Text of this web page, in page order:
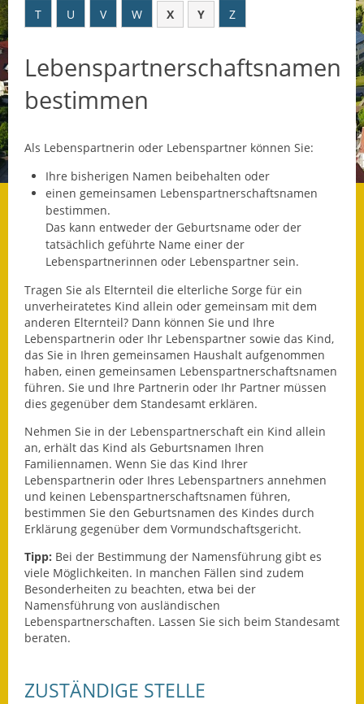
Datenschutz
Datenschutz im
Steueramt
Geschichte und
Gegenwart
Was die Alten noch
wussten!
Wagner-Werkstatt
Informationsbroschüre
Lärmaktionsplan
Leichte Sprache
Infos in Leichter Sprache
Mitteilungsblatt
Nachhaltigkeitsbericht
Notfallplanung
Schadensmeldung
Straßenbau
Kreisstraße
T
U V W X Y Z
Lebenspartnerschaftsnamen
bestimmen
Als Lebenspartnerin oder Lebenspartner können Sie:
Ihre bisherigen Namen beibehalten oder
einen gemeinsamen Lebenspartnerschaftsnamen
bestimmen.
Das kann entweder der Geburtsname oder der
tatsächlich geführte Name einer der
Lebenspartnerinnen oder Lebenspartner sein.
Tragen Sie als Elternteil die elterliche Sorge für ein
unverheiratetes Kind allein oder gemeinsam mit dem
anderen Elternteil? Dann können Sie und Ihre
Lebenspartnerin oder Ihr Lebenspartner sowie das Kind,
das Sie in Ihren gemeinsamen Haushalt aufgenommen
haben, einen gemeinsamen Lebenspartnerschaftsnamen
führen. Sie und Ihre Partnerin oder Ihr Partner müssen
dies gegenüber dem Standesamt erklären.
Nehmen Sie in der Lebenspartnerschaft ein Kind allein
an, erhält das Kind als Geburtsnamen Ihren
Familiennamen. Wenn Sie das Kind Ihrer
Lebenspartnerin oder Ihres Lebenspartners annehmen
und keinen Lebenspartnerschaftsnamen führen,
bestimmen Sie den Geburtsnamen des Kindes durch
Erklärung gegenüber dem Vormundschaftsgericht.
Tipp: Bei der Bestimmung der Namensführung gibt es
viele Möglichkeiten. In manchen Fällen sind zudem
Besonderheiten zu beachten, etwa bei der
Namensführung von ausländischen
Lebenspartnerschaften. Lassen Sie sich beim Standesamt
beraten.
ZUSTÄNDIGE STELLE